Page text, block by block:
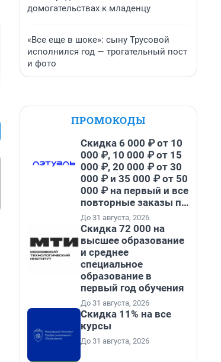
домогательствах к младенцу
«Все еще в шоке»: сыну Трусовой
исполнился год — трогательный пост
и фото
ПРОМОКОДЫ
Скидка 6 000 ₽ от 10
000 ₽, 10 000 ₽ от 15
000 ₽, 20 000 ₽ от 30
000 ₽ и 35 000 ₽ от 50
000 ₽ на первый и все
повторные заказы по
промокоду НАБЕРИ
До 31 августа, 2026
Скидка 72 000 на
высшее образование
и среднее
специальное
образование в
первый год обучения
До 31 августа, 2026
Скидка 11% на все
курсы
До 31 августа, 2026